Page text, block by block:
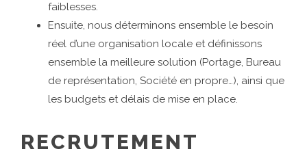
faiblesses.
Ensuite, nous déterminons ensemble le besoin
réel d’une organisation locale et définissons
ensemble la meilleure solution (Portage, Bureau
de représentation, Société en propre…), ainsi que
les budgets et délais de mise en place.
RECRUTEMENT